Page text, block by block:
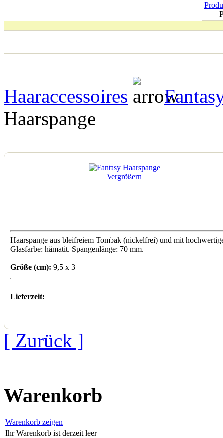
Haaraccessoires
Haarspange
Vergrößern
Haarspange aus bleifreiem Tombak (nickelfrei) und mit
Glasfarbe: hämatit. Spangenlänge: 70 mm.
Größe (cm): 9,5 x 3
Lieferzeit:
[ Zurück ]
Warenkorb
Warenkorb zeigen
Ihr Warenkorb ist derzeit leer